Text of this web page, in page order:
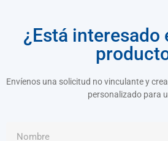
¿Está interesado
Envíenos una solicitud no vinculante y
personalizado para